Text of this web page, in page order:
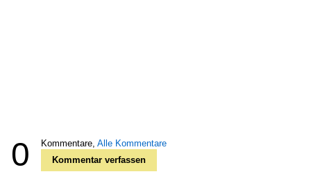
0 Kommentare, Alle Kommentare
Kommentar verfassen